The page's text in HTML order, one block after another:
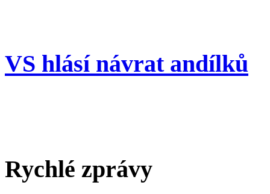
VS hlásí návrat andílků
Rychlé zprávy